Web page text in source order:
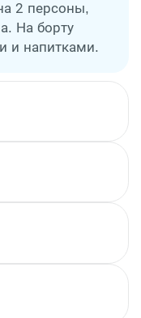
2 персоны,
На борту
и напитками.